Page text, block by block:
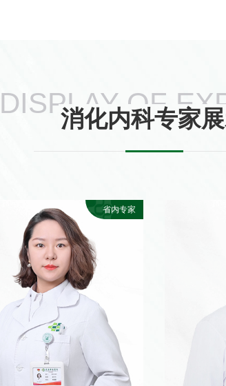
OF
消化内科专家
省内专家